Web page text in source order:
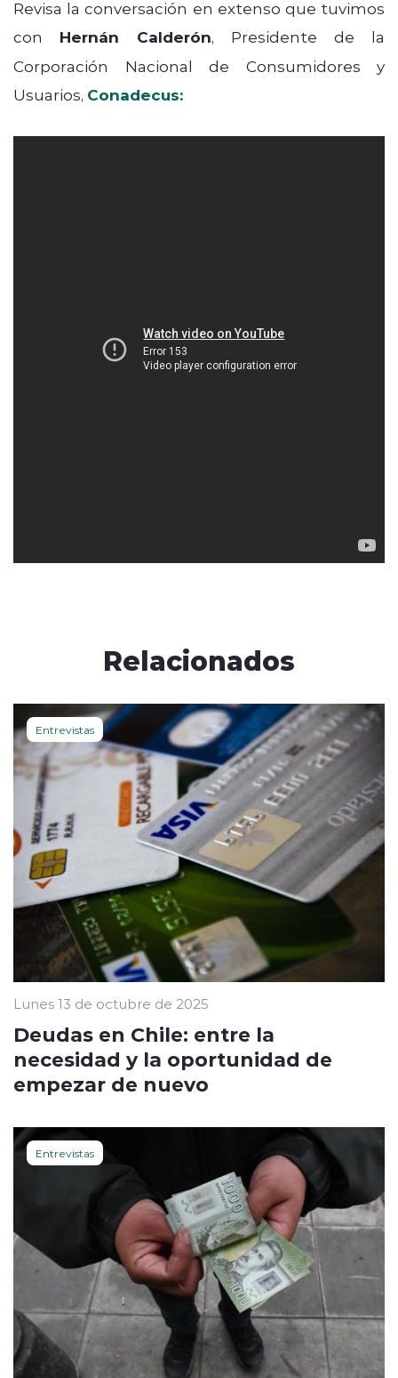
Revisa la conversación en extenso que tuvimos
con Hernán Calderón, Presidente de la
Corporación Nacional de Consumidores y
Usuarios, Conadecus:
Relacionados
Entrevistas
Lunes 13 de octubre de 2025
Deudas en Chile: entre la
necesidad y la oportunidad de
empezar de nuevo
Entrevistas